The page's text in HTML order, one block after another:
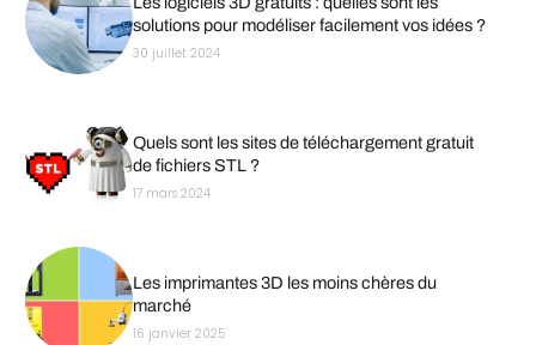
solutions pour modéliser facilement vos idées ?
30 juillet 2024
Quels sont les sites de téléchargement gratuit
de fichiers STL ?
17 mars 2024
Les imprimantes 3D les moins chères du
marché
16 janvier 2025